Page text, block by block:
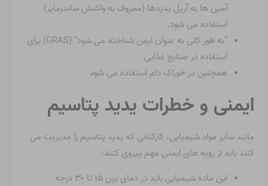
آمین ها به آریل یدیدها (معروف به واکنش ساندرمایر)
استفاده می شود.
“به طور کلی به عنوان ایمن شناخته می شود” (GRAS) برای
استفاده در صنایع غذایی
همچنین در خوراک دام استفاده می شود
ایمنی و خطرات یدید پتاسیم
مانند سایر مواد شیمیایی، کارکنانی که یدید پتاسیم را مدیریت می
کنند باید از رویه های ایمنی مهم پیروی کنند:
این ماده شیمیایی باید در دمای بین ۱۵ تا ۳۰ درجه